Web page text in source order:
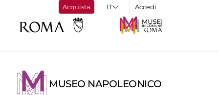
Acquista Accedi
MUSEO NAPOLEONICO